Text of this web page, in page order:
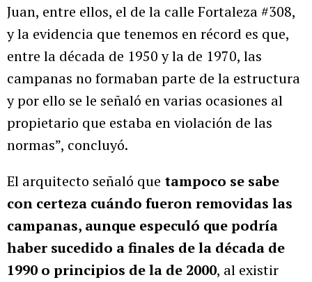
Juan, entre ellos, el de la calle Fortaleza #308,
y la evidencia que tenemos en récord es que,
entre la década de 1950 y la de 1970, las
campanas no formaban parte de la estructura
y por ello se le señaló en varias ocasiones al
propietario que estaba en violación de las
normas”, concluyó.
El arquitecto señaló que tampoco se sabe
con certeza cuándo fueron removidas las
campanas, aunque especuló que podría
haber sucedido a finales de la década de
1990 o principios de la de 2000, al existir